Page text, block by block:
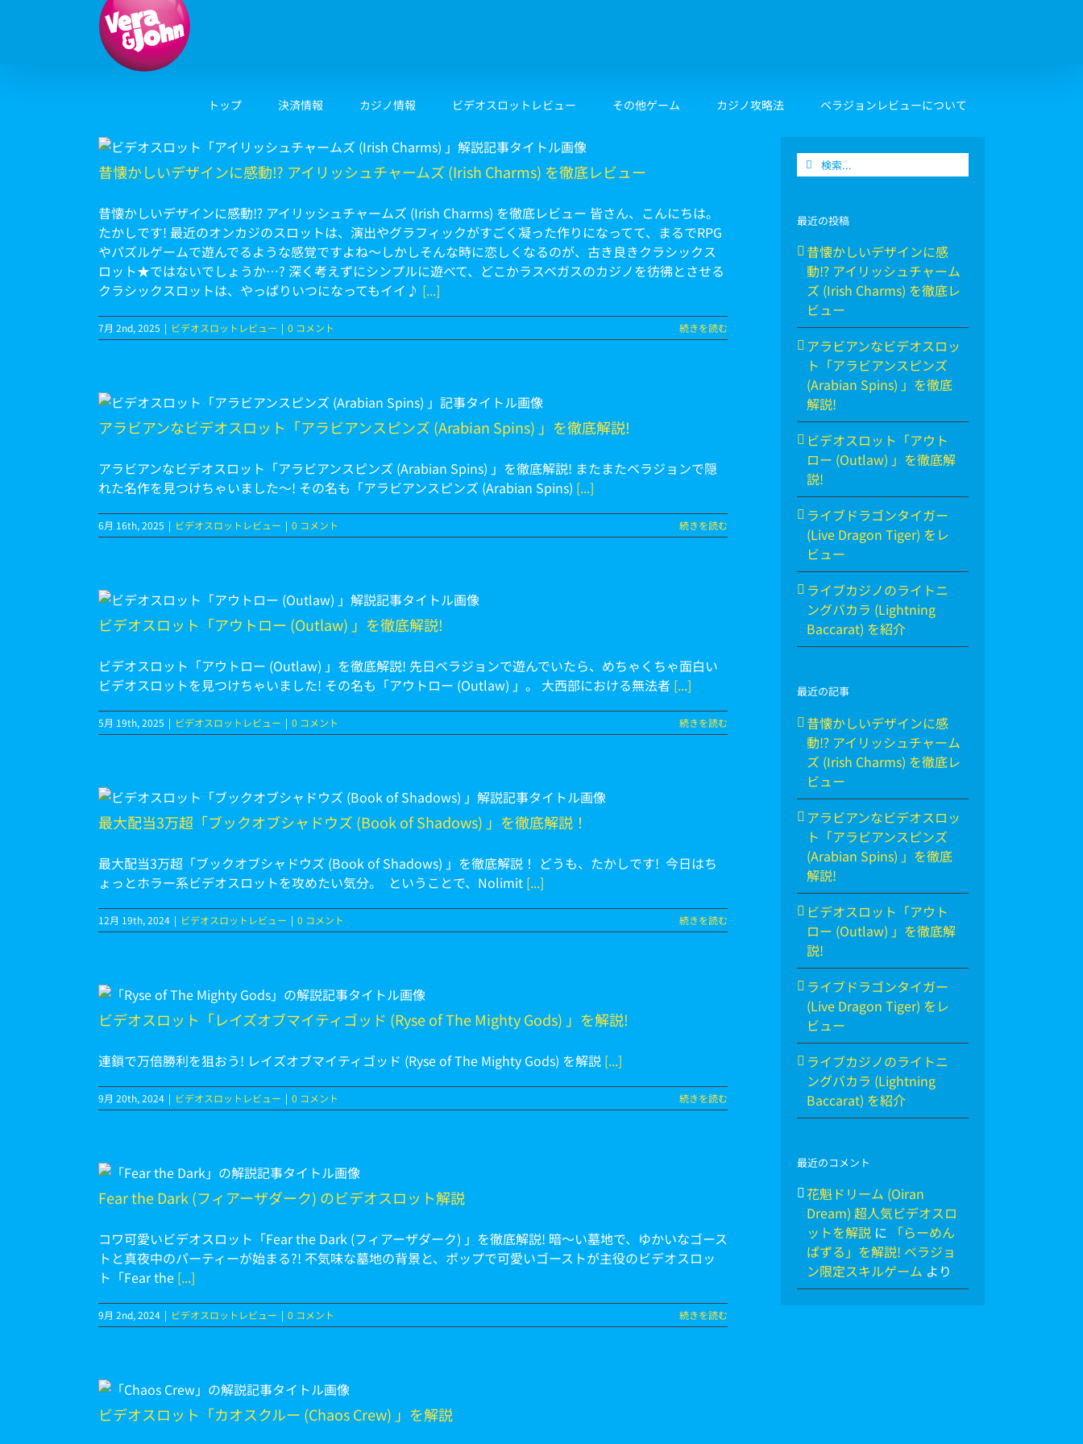
トップ 決済情報 カジノ情報 ビデオスロットレビュー その他ゲーム カジノ攻略法 ベラジョンレビューについて
昔懐かしいデザインに感動⁉ アイリッシュチャームズ (Irish Charms) を徹底レビュー
昔懐かしいデザインに感動⁉ アイリッシュチャームズ (Irish Charms) を徹底レビュー 皆さん、こんにちは。
たかしです! 最近のオンカジのスロットは、演出やグラフィックがすごく凝った作りになってて、まるでRPG
やパズルゲームで遊んでるような感覚ですよね～しかしそんな時に恋しくなるのが、古き良きクラシックス
ロット★ではないでしょうか…? 深く考えずにシンプルに遊べて、どこかラスベガスのカジノを彷彿とさせる
クラシックスロットは、やっぱりいつになってもイイ♪ [...]
7月 2nd, 2025 | ビデオスロットレビュー | 0 コメント 続きを読む
アラビアンなビデオスロット「アラビアンスピンズ (Arabian Spins) 」を徹底解説!
アラビアンなビデオスロット「アラビアンスピンズ (Arabian Spins) 」を徹底解説! またまたベラジョンで隠
れた名作を見つけちゃいました～! その名も「アラビアンスピンズ (Arabian Spins) [...]
6月 16th, 2025 | ビデオスロットレビュー | 0 コメント 続きを読む
ビデオスロット「アウトロー (Outlaw) 」を徹底解説!
ビデオスロット「アウトロー (Outlaw) 」を徹底解説! 先日ベラジョンで遊んでいたら、めちゃくちゃ面白い
ビデオスロットを見つけちゃいました! その名も「アウトロー (Outlaw) 」。 大西部における無法者 [...]
5月 19th, 2025 | ビデオスロットレビュー | 0 コメント 続きを読む
最大配当3万超「ブックオブシャドウズ (Book of Shadows) 」を徹底解説！
最大配当3万超「ブックオブシャドウズ (Book of Shadows) 」を徹底解説！ どうも、たかしです! 今日はち
ょっとホラー系ビデオスロットを攻めたい気分。 ということで、Nolimit [...]
12月 19th, 2024 | ビデオスロットレビュー | 0 コメント 続きを読む
ビデオスロット「レイズオブマイティゴッド (Ryse of The Mighty Gods) 」を解説!
連鎖で万倍勝利を狙おう! レイズオブマイティゴッド (Ryse of The Mighty Gods) を解説 [...]
9月 20th, 2024 | ビデオスロットレビュー | 0 コメント 続きを読む
Fear the Dark (フィアーザダーク) のビデオスロット解説
コワ可愛いビデオスロット「Fear the Dark (フィアーザダーク) 」を徹底解説! 暗～い墓地で、ゆかいなゴース
トと真夜中のパーティーが始まる?! 不気味な墓地の背景と、ポップで可愛いゴーストが主役のビデオスロッ
ト「Fear the [...]
9月 2nd, 2024 | ビデオスロットレビュー | 0 コメント 続きを読む
ビデオスロット「カオスクルー (Chaos Crew) 」を解説
検
索
最近の投稿
昔懐かしいデザインに感
動⁉ アイリッシュチャーム
ズ (Irish Charms) を徹底レ
ビュー
アラビアンなビデオスロッ
ト「アラビアンスピンズ
(Arabian Spins) 」を徹底
解説!
ビデオスロット「アウト
ロー (Outlaw) 」を徹底解
説!
ライブドラゴンタイガー
(Live Dragon Tiger) をレ
ビュー
ライブカジノのライトニ
ングバカラ (Lightning
Baccarat) を紹介
最近の記事
昔懐かしいデザインに感
動⁉ アイリッシュチャーム
ズ (Irish Charms) を徹底レ
ビュー
アラビアンなビデオスロッ
ト「アラビアンスピンズ
(Arabian Spins) 」を徹底
解説!
ビデオスロット「アウト
ロー (Outlaw) 」を徹底解
説!
ライブドラゴンタイガー
(Live Dragon Tiger) をレ
ビュー
ライブカジノのライトニ
ングバカラ (Lightning
Baccarat) を紹介
最近のコメント
花魁ドリーム (Oiran
Dream) 超人気ビデオスロ
ットを解説 に
「らーめん
ぱずる」を解説! ベラジョ
ン限定スキルゲーム より